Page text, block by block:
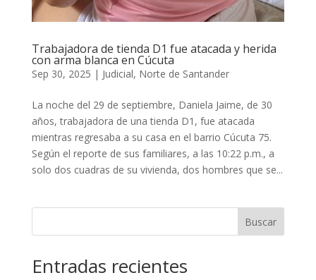
Trabajadora de tienda D1 fue atacada y herida
con arma blanca en Cúcuta
Sep 30, 2025 | Judicial, Norte de Santander
La noche del 29 de septiembre, Daniela Jaime, de 30
años, trabajadora de una tienda D1, fue atacada
mientras regresaba a su casa en el barrio Cúcuta 75.
Según el reporte de sus familiares, a las 10:22 p.m., a
solo dos cuadras de su vivienda, dos hombres que se...
Buscar
Entradas recientes